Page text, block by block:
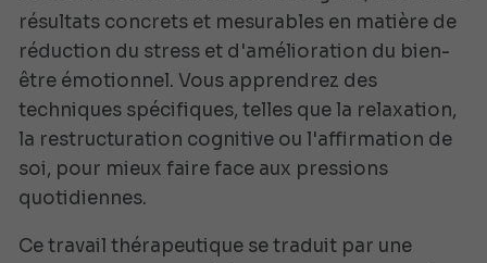
résultats concrets et mesurables en matière de
réduction du stress et d'amélioration du bien-
être émotionnel. Vous apprendrez des
techniques spécifiques, telles que la relaxation,
la restructuration cognitive ou l'affirmation de
soi, pour mieux faire face aux pressions
quotidiennes.
Ce travail thérapeutique se traduit par une